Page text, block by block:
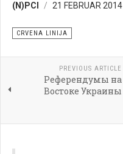
(N)PCI 21 FEBRUAR 2014
CRVENA LINIJA
PREVIOUS ARTICLE
Референдумы на
Востоке Украины